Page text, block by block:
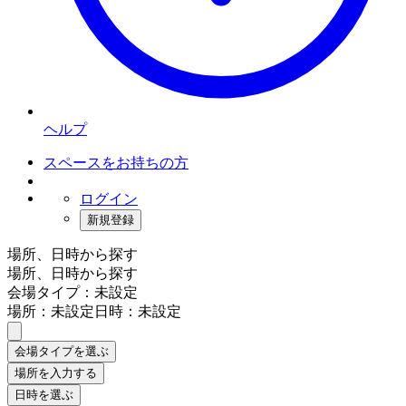
ヘルプ
スペースをお持ちの方
ログイン
新規登録
場所、日時から探す
場所、日時から探す
会場タイプ：未設定
場所：未設定日時：未設定
会場タイプを選ぶ
場所を入力する
日時を選ぶ